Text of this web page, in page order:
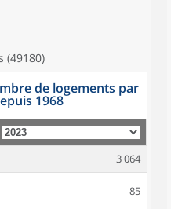
(49180)
de logements par
1968
3 064
85